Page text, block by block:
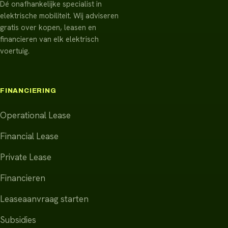
Dé onafhankelijke specialist in
elektrische mobiliteit. Wij adviseren
gratis over kopen, leasen en
financieren van elk elektrisch
voertuig.
FINANCIERING
Operational Lease
Financial Lease
Private Lease
Financieren
Leaseaanvraag starten
Subsidies